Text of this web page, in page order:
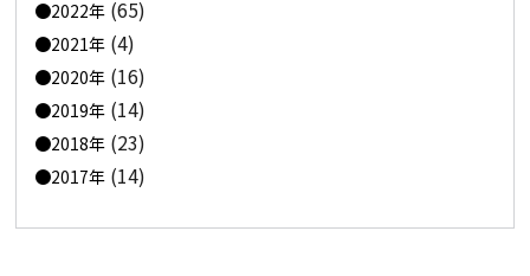
2022年 (65)
2021年 (4)
2020年 (16)
2019年 (14)
2018年 (23)
2017年 (14)